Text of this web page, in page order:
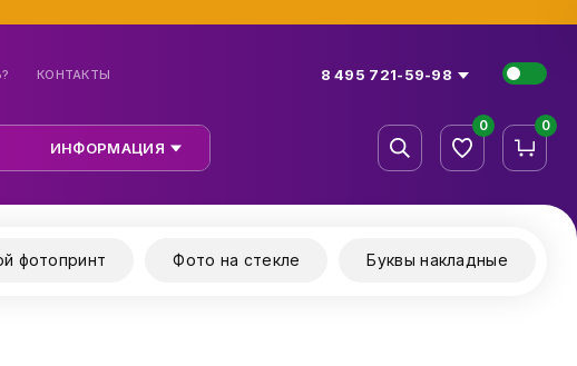
КОНТАКТЫ 8 495 721-59-98
ИНФОРМАЦИЯ
0 0
фотопринт Фото на стекле Буквы накладные